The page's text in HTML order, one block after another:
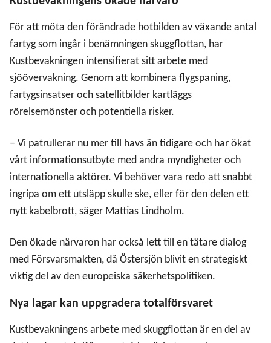
För att möta den förändrade hotbilden av växande antal
fartyg som ingår i benämningen skuggflottan, har
Kustbevakningen intensifierat sitt arbete med
sjöövervakning. Genom att kombinera flygspaning,
fartygsinsatser och satellitbilder kartläggs
rörelsemönster och potentiella risker.
– Vi patrullerar nu mer till havs än tidigare och har ökat
vårt informationsutbyte med andra myndigheter och
internationella aktörer. Vi behöver vara redo att snabbt
ingripa om ett utsläpp skulle ske, eller för den delen ett
nytt kabelbrott, säger Mattias Lindholm.
Den ökade närvaron har också lett till en tätare dialog
med Försvarsmakten, då Östersjön blivit en strategiskt
viktig del av den europeiska säkerhetspolitiken.
Nya lagar kan uppgradera totalförsvaret
Kustbevakningens arbete med skuggflottan är en del av